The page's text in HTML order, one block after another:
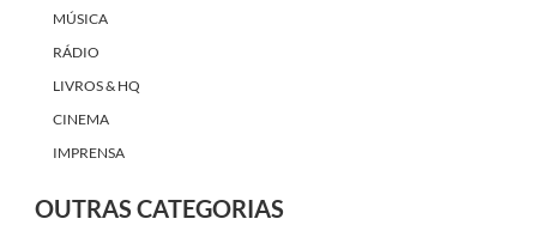
MÚSICA
RÁDIO
LIVROS & HQ
CINEMA
IMPRENSA
OUTRAS CATEGORIAS